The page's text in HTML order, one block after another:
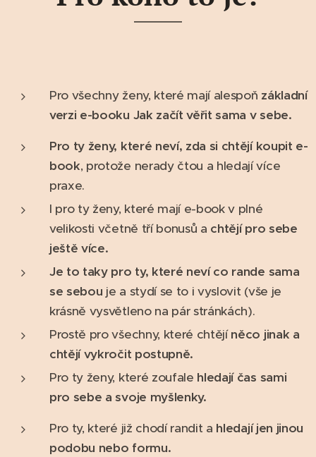
Pro všechny ženy, které mají alespoň základní
verzi e-booku Jak začít věřit sama v sebe.
Pro ty ženy, které neví, zda si chtějí koupit e-
book, protože nerady čtou a hledají více
praxe.
I pro ty ženy, které mají e-book v plné
velikosti včetně tří bonusů a chtějí pro sebe
ještě více.
Je to taky pro ty, které neví co rande sama
se sebou je a stydí se to i vyslovit (vše je
krásně vysvětleno na pár stránkách).
Prostě pro všechny, které chtějíněco jinak a
chtějí vykročit postupně.
Pro ty ženy, které zoufale hledají čas sami
pro sebe a svoje myšlenky.
Pro ty, které již chodí randit a hledají jen jinou
podobu nebo formu.